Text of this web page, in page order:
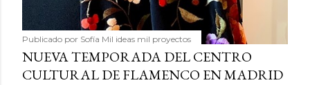
Publicado por Sofía Mil ideas mil proyectos
NUEVA TEMPORADA DEL CENTRO
CULTURAL DE FLAMENCO EN MADRID